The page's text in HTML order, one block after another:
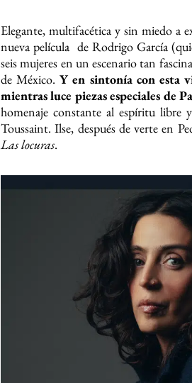
Elegante, multifacética y sin miedo a
nueva película de Rodrigo García
seis mujeres en un escenario tan
de México.Y en sintonía con esta
mientras luce piezas especiales de
homenaje constante al espíritu libre
Toussaint. Ilse, después de verte en
Las locuras.